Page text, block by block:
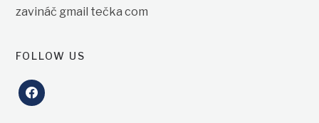
zavináč gmail tečka com
FOLLOW US
facebook